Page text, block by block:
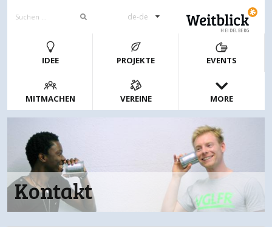
de-de
HEIDELBERG
IDEE PROJEKTE EVENTS
MITMACHEN VEREINE MORE
Kontakt